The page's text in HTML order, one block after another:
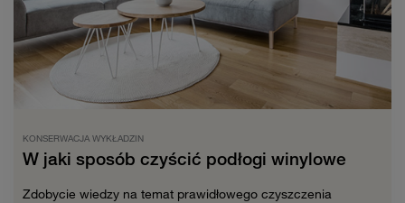
KONSERWACJA WYKŁADZIN
W jaki sposób czyścić podłogi winylowe
Zdobycie wiedzy na temat prawidłowego czyszczenia